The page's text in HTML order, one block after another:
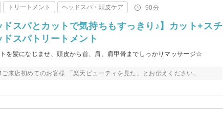
トリートメント ヘッドスパ・頭皮ケア 90分
スパとカットで気持ちもすっきり♪】カット+スチ
スパトリートメント
を髪になじませ、頭皮から首、肩、肩甲骨までしっかりマッサージ☆
来店初めてのお客様 「楽天ビューティを見た」とお伝えください。